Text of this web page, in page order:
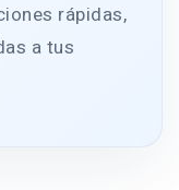
rápidas,
a tus